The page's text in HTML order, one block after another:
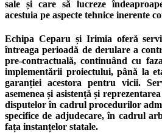
sale și care să lucreze
acestuia pe aspecte tehnice inerente
Echipa Ceparu și Irimia oferă
întreaga perioadă de derulare a
pre-contractuală, continuând cu
implementării proiectului, până la
garanției acestora pentru vicii.
asemenea și asistență și
disputelor în cadrul procedurilor
specifice de adjudecare, în cadrul
fața instanțelor statale.